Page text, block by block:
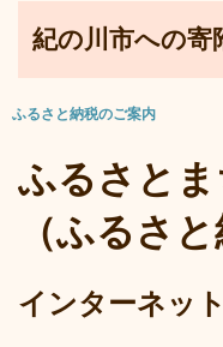
紀の川市への寄
ふるさと納税のご案内